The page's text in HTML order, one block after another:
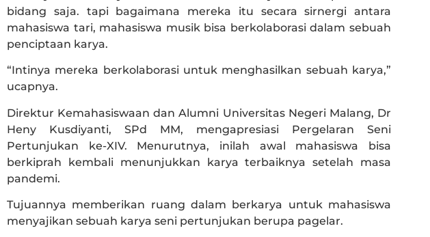
bidang saja. tapi bagaimana mereka itu secara sirnergi antara
mahasiswa tari, mahasiswa musik bisa berkolaborasi dalam sebuah
penciptaan karya.
“Intinya mereka berkolaborasi untuk menghasilkan sebuah karya,”
ucapnya.
Direktur Kemahasiswaan dan Alumni Universitas Negeri Malang, Dr
Heny Kusdiyanti, SPd MM, mengapresiasi Pergelaran Seni
Pertunjukan ke-XIV. Menurutnya, inilah awal mahasiswa bisa
berkiprah kembali menunjukkan karya terbaiknya setelah masa
pandemi.
Tujuannya memberikan ruang dalam berkarya untuk mahasiswa
menyajikan sebuah karya seni pertunjukan berupa pagelar.